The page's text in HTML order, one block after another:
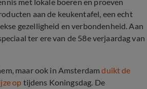
aan de keukentafel, een echt
gezelligheid en verbondenheid. Aan
ter ere van de 58e verjaardag van
maar ook in Amsterdamduikt de
op tijdens Koningsdag. De